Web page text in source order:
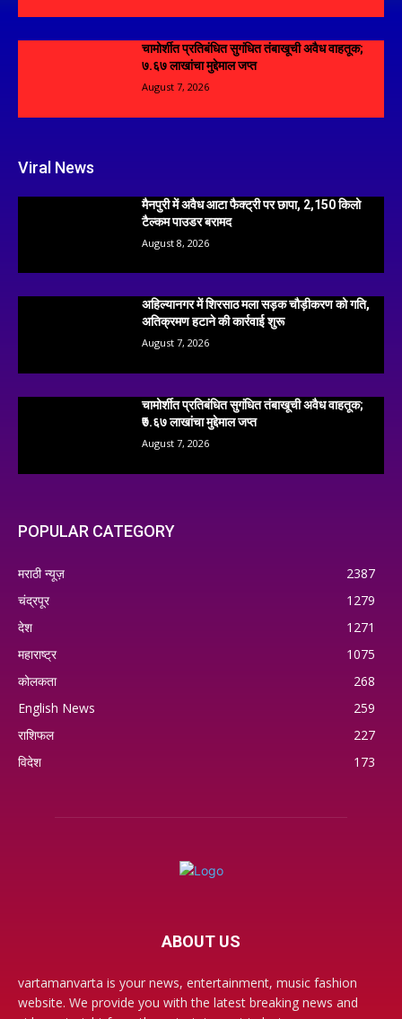
चामोर्शीत प्रतिबंधित सुगंधित तंबाखूची अवैध वाहतूक;
₹७.६७ लाखांचा मुद्देमाल जप्त
August 7, 2026
Viral News
मैनपुरी में अवैध आटा फैक्ट्री पर छापा, 2,150 किलो
टैल्कम पाउडर बरामद
August 8, 2026
अहिल्यानगर में शिरसाठ मला सड़क चौड़ीकरण को गति,
अतिक्रमण हटाने की कार्रवाई शुरू
August 7, 2026
चामोर्शीत प्रतिबंधित सुगंधित तंबाखूची अवैध वाहतूक;
₹७.६७ लाखांचा मुद्देमाल जप्त
August 7, 2026
POPULAR CATEGORY
मराठी न्यूज़
2387
चंद्रपूर
1279
देश
1271
महाराष्ट्र
1075
कोलकता
268
English News
259
राशिफल
227
विदेश
173
ABOUT US
vartamanvarta is your news, entertainment, music fashion
website. We provide you with the latest breaking news and